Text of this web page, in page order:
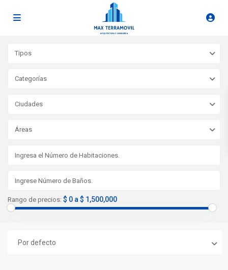
Tipos
Categorías
Ciudades
Áreas
Rango de precios: $ 0 a $ 1,500,000
Por defecto